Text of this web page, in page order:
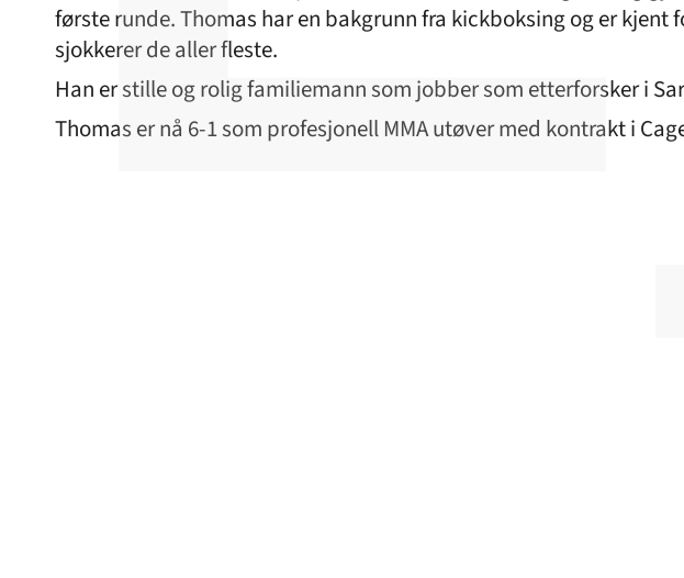
første runde. Thomas har en bakgrunn fra kickboksing og er
sjokkerer de aller fleste.
Han er stille og rolig familiemann som jobber som etterforsker i
Thomas er nå 6-1 som profesjonell MMA utøver med kontrakt i